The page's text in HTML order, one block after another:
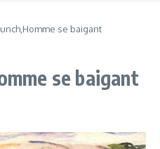
se baigant
se baigant